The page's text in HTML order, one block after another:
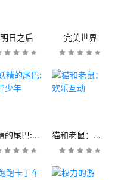
明日之后 完美世界
妖精的尾巴:魔导少年 猫和老鼠：欢乐互动